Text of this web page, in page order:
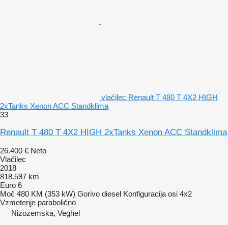
vlačilec Renault T 480 T 4X2 HIGH
2xTanks Xenon ACC Standklima
33
Renault T 480 T 4X2 HIGH 2xTanks Xenon ACC Standklima
26.400 € Neto
Vlačilec
2018
818.597 km
Euro 6
Moč 480 KM (353 kW) Gorivo diesel Konfiguracija osi 4x2
Vzmetenje parabolično
Nizozemska, Veghel